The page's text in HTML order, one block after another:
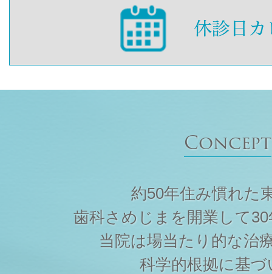
Concept
約50年住み慣れた
歯科さめじまを開業して
当院は場当たり的な治
科学的根拠に基づ